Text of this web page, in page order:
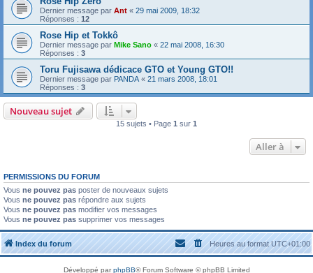
Dernier message par Ant « 29 mai 2009, 18:32
Réponses : 12
Rose Hip et Tokkô
Dernier message par Mike Sano « 22 mai 2008, 16:30
Réponses : 3
Toru Fujisawa dédicace GTO et Young GTO!!
Dernier message par PANDA« 21 mars 2008, 18:01
Réponses : 3
Nouveau sujet
15 sujets • Page 1 sur 1
Aller à
PERMISSIONS DU FORUM
Vous ne pouvez pas poster de nouveaux sujets
Vous ne pouvez pas répondre aux sujets
Vous ne pouvez pas modifier vos messages
Vous ne pouvez pas supprimer vos messages
Index du forum Heures au formatUTC+01:00
Développé parphpBB® Forum Software © phpBB Limited